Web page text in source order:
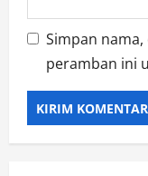
Simpan
peramban ini